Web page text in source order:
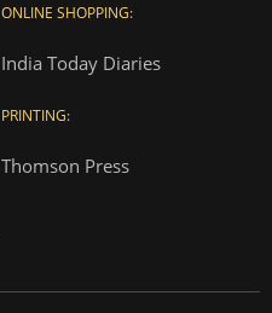
ONLINE SHOPPING:
India Today Diaries
PRINTING:
Thomson Press